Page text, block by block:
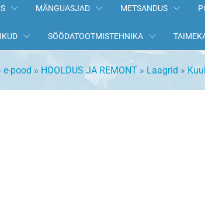
MÄNGUASJAD METSANDUS
SÖÖDATOOTMISTEHNIKA
e-pood » HOOLDUS JA REMONT » Laagrid »